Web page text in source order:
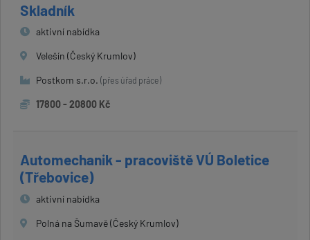
Skladník
aktivní nabídka
Velešín (Český Krumlov)
Postkom s.r.o. (přes úřad práce)
17800 - 20800 Kč
Automechanik - pracoviště VÚ Boletice
(Třebovice)
aktivní nabídka
Polná na Šumavě (Český Krumlov)